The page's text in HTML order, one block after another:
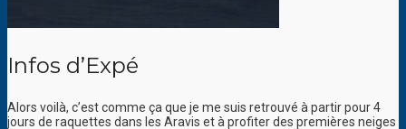
Infos d’Expé
Alors voilà, c’est comme ça que je me suis retrouvé à partir pour 4
jours de raquettes dans les Aravis et à profiter des premières neiges